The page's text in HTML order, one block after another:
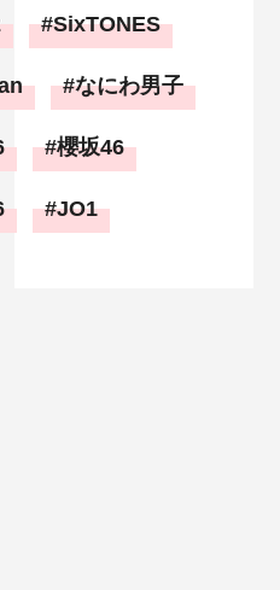
SixTONES
なにわ男子
櫻坂46
JO1